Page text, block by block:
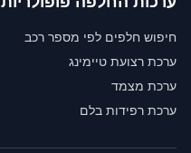
חיפוש חלפים לפי מספר רכב
ערכת רצועת טיימינג
ערכת מצמד
ערכת רפידות בלם